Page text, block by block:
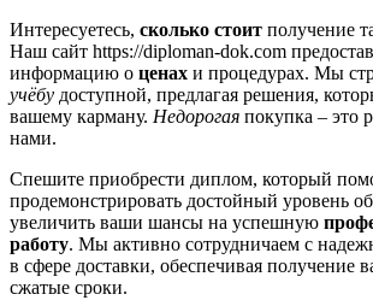
Интересуетесь, сколько стоит получение
Наш сайт https://diploman-dok.com
информацию о ценах и процедурах. Мы
учёбу доступной, предлагая решения,
вашему карману. Недорогая покупка – это
нами.
Спешите приобрести диплом, который
продемонстрировать достойный уровень
увеличить ваши шансы на успешную
работу. Мы активно сотрудничаем с
в сфере доставки, обеспечивая получение
сжатые сроки.